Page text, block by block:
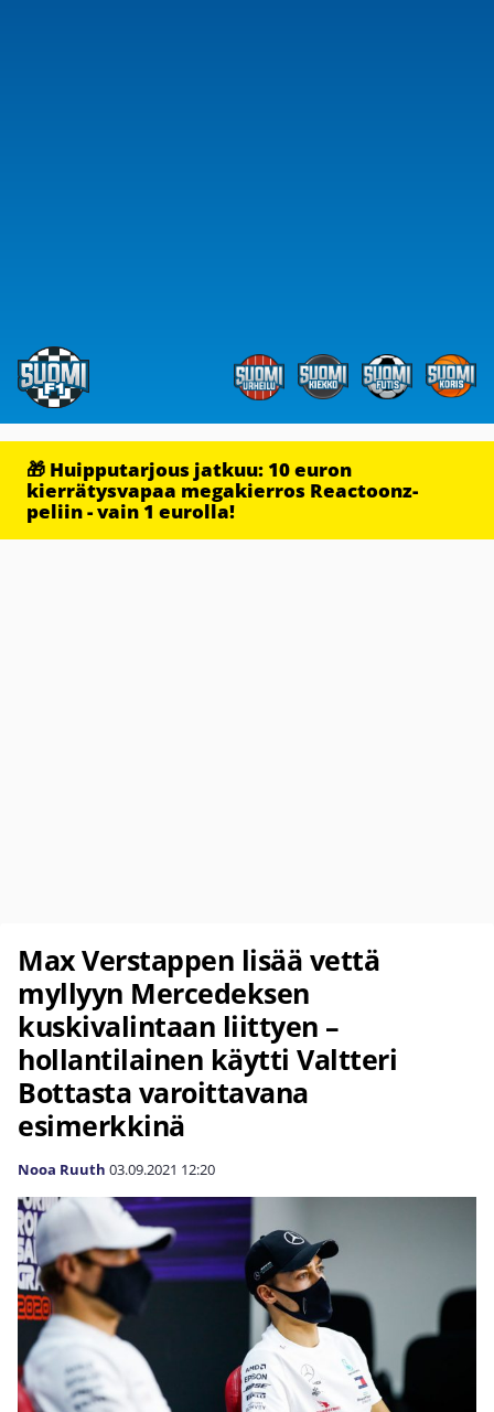
🎁 Huipputarjous jatkuu: 10 euron
kierrätysvapaa megakierros Reactoonz-
peliin - vain 1 eurolla!
Max Verstappen lisää vettä
myllyyn Mercedeksen
kuskivalintaan liittyen –
hollantilainen käytti Valtteri
Bottasta varoittavana
esimerkkinä
Nooa Ruuth 03.09.2021 12:20